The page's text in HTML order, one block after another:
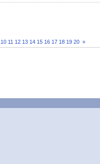
10 11 12 13 14 15 16 17 18 19 20 »